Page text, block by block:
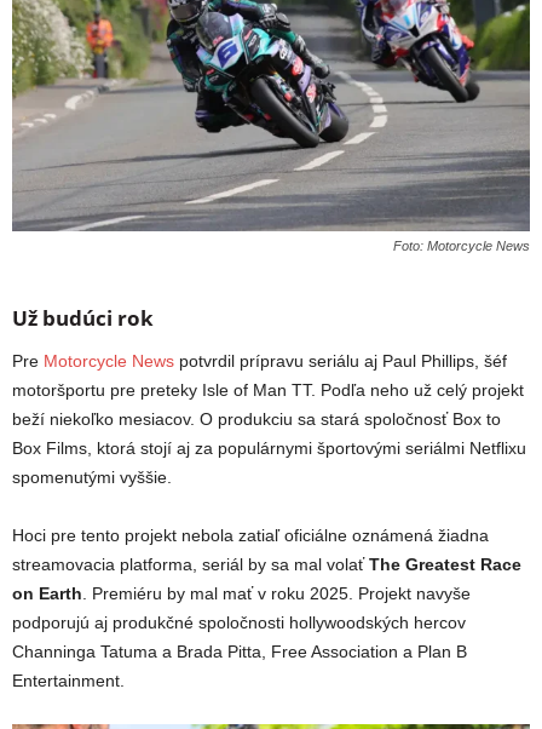
Foto: Motorcycle News
Už budúci rok
Pre Motorcycle News potvrdil prípravu seriálu aj Paul Phillips, šéf
motoršportu pre preteky Isle of Man TT. Podľa neho už celý projekt
beží niekoľko mesiacov. O produkciu sa stará spoločnosť Box to
Box Films, ktorá stojí aj za populárnymi športovými seriálmi Netflixu
spomenutými vyššie.
Hoci pre tento projekt nebola zatiaľ oficiálne oznámená žiadna
streamovacia platforma, seriál by sa mal volaťThe Greatest Race
on Earth . Premiéru by mal mať v roku 2025. Projekt navyše
podporujú aj produkčné spoločnosti hollywoodských hercov
Channinga Tatuma a Brada Pitta, Free Association a Plan B
Entertainment.